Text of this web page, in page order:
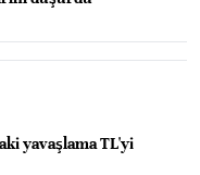
yavaşlama TL'yi